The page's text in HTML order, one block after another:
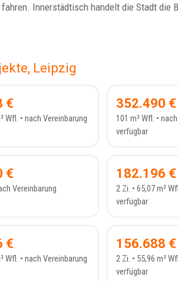
Innerstädtisch handelt die Stadt die
Leipzig
- 410_5
€
Wfl. • nach Vereinbarung
352.490 €
101 m² Wfl. •
verfügbar
ERDGESCHOSS - 412_1
€
Vereinbarung
182.196 €
2 Zi. • 65,07 m²
verfügbar
- 410_1
€
Wfl. • nach Vereinbarung
156.688 €
2 Zi. • 55,96 m²
verfügbar